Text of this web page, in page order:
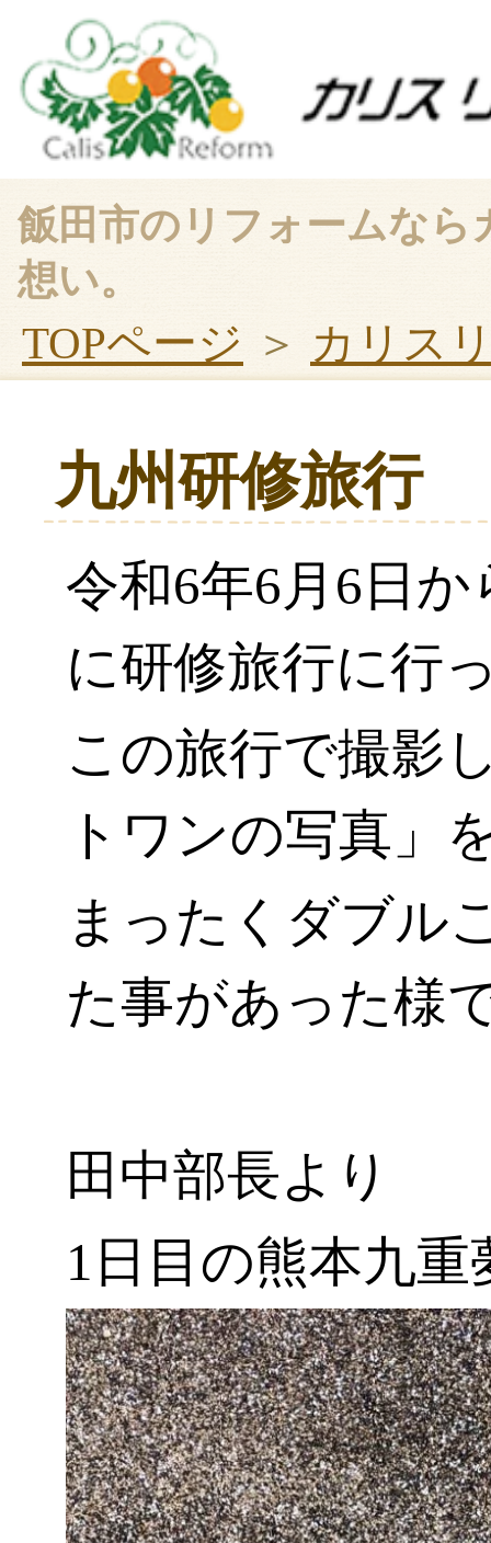
飯田市のリフォームな
想い。
TOPページ ＞ カリス
九州研修旅行
令和6年6月6日
に研修旅行に行
この旅行で撮影
トワンの写真」
まったくダブル
た事があった様
田中部長より
1日目の熊本九